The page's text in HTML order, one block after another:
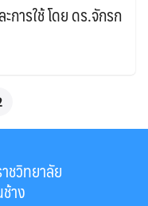
ารใช้ โดย ดร.จักรก
ชวิทยาลัย
าง